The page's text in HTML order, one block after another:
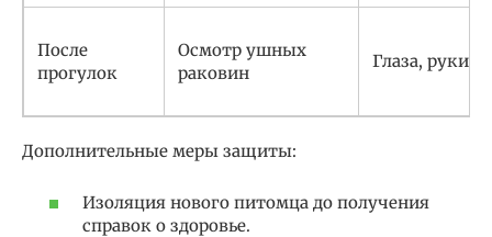
После
прогулок
Осмотр ушных
раковин
Глаза, руки
Дополнительные меры защиты:
Изоляция нового питомца до получения
справок о здоровье.